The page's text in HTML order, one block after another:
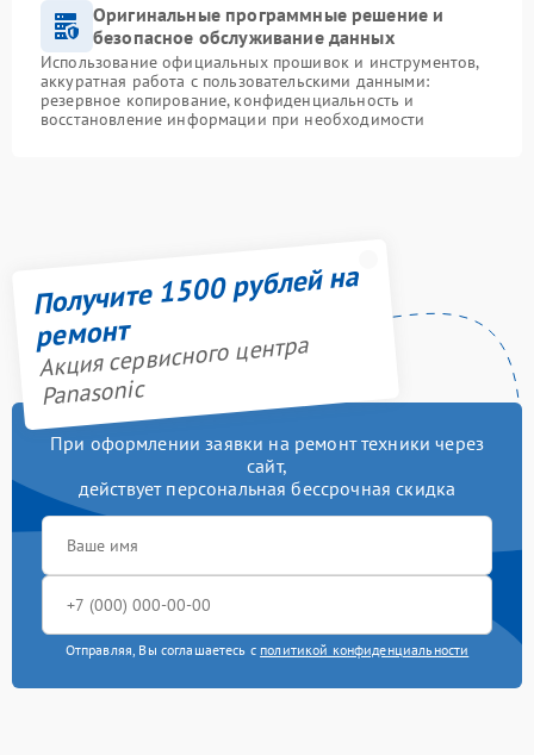
Оригинальные программные решение и
безопасное обслуживание данных
Использование официальных прошивок и инструментов,
аккуратная работа с пользовательскими данными:
резервное копирование, конфиденциальность и
восстановление информации при необходимости
Получите 1500 рублей на
ремонт
Акция сервисного центра
Panasonic
При оформлении заявки на ремонт техники через
сайт,
действует персональная бессрочная скидка
Отправляя, Вы соглашаетесь с политикой конфиденциальности